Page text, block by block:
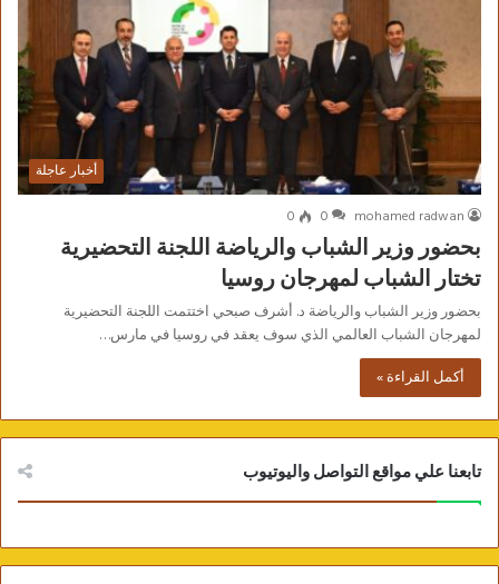
أخبار عاجلة
mohamed radwan
0
0
بحضور وزير الشباب والرياضة اللجنة التحضيرية
تختار الشباب لمهرجان روسيا
بحضور وزير الشباب والرياضة د. أشرف صبحي اختتمت اللجنة التحضيرية
لمهرجان الشباب العالمي الذي سوف يعقد في روسيا في مارس…
أكمل القراءة »
تابعنا علي مواقع التواصل واليوتيوب